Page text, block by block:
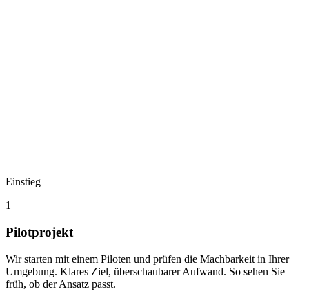
Einstieg
1
Pilotprojekt
Wir starten mit einem Piloten und prüfen die Machbarkeit in Ihrer
Umgebung. Klares Ziel, überschaubarer Aufwand. So sehen Sie
früh, ob der Ansatz passt.